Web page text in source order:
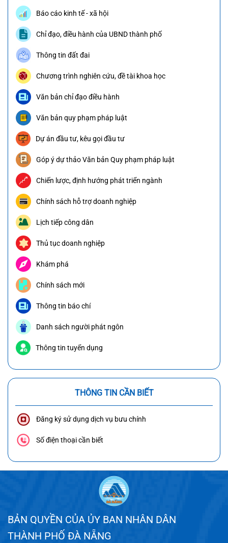
Báo cáo kinh tế - xã hội
Chỉ đạo, điều hành của UBND thành phố
Thông tin đất đai
Chương trình nghiên cứu, đề tài khoa học
Văn bản chỉ đạo điều hành
Văn bản quy phạm pháp luật
Dự án đầu tư, kêu gọi đầu tư
Góp ý dự thảo Văn bản Quy phạm pháp luật
Chiến lược, định hướng phát triển ngành
Chính sách hỗ trợ doanh nghiệp
Lịch tiếp công dân
Thủ tục doanh nghiệp
Khám phá
Chính sách mới
Thông tin báo chí
Danh sách người phát ngôn
Thông tin tuyển dụng
THÔNG TIN CẦN BIẾT
Đăng ký sử dụng dịch vụ bưu chính
Số điện thoại cần biết
BẢN QUYỀN CỦA ỦY BAN NHÂN DÂN
THÀNH PHỐ ĐÀ NẴNG